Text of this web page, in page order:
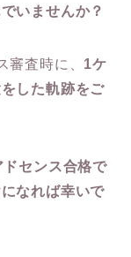
いませんか？
審査時に、 1ケ
した軌跡をご
ドセンス合格で
なれば幸いで